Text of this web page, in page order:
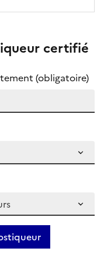
certifié
(obligatoire)